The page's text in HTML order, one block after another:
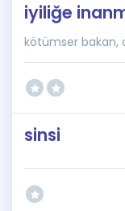
İngilizce
iyiliğe
kötümser bakan,
sinsi